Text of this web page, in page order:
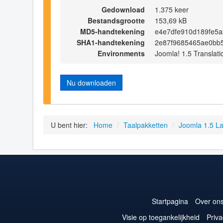
Gedownload
1.375 keer
Bestandsgrootte
153,69 kB
MD5-handtekening
SHA1-handtekening
Environments
Joomla! 1.5
Nu downloaden
U bent hier: Home / Taalpakketten / Joomla 1.5
Startpagina Over
Visie op toegankelijkheid